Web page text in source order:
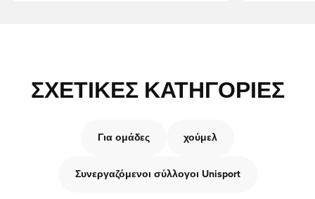
ΣΧΕΤΙΚΈΣ ΚΑΤΗΓΟΡΊΕΣ
Για ομάδες χούμελ
Συνεργαζόμενοι σύλλογοι Unisport